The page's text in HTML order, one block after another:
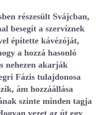
részesült Svájcban,
besegít a szervíznek
építette kávézóját,
a hozzá hasonló
nehezen akarják
Fázis tulajdonosa
ám hozzáállása
szinte minden tagja
vezet az út egy